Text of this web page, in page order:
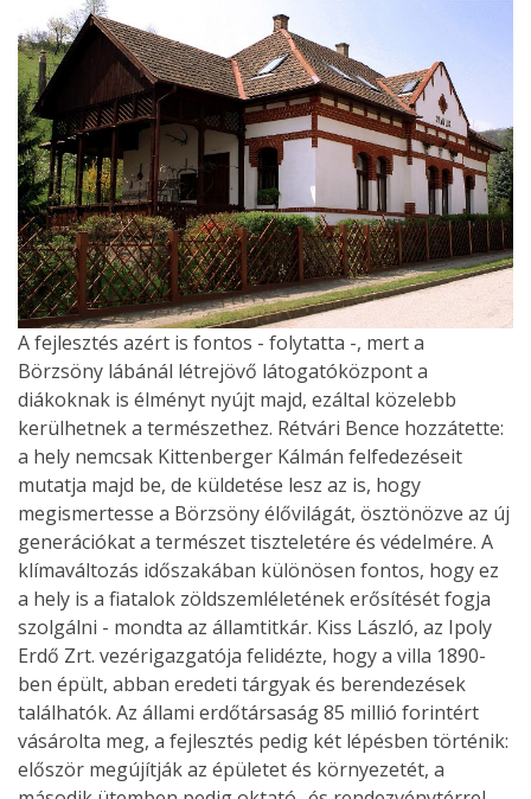
A fejlesztés azért is fontos - folytatta -, mert a
Börzsöny lábánál létrejövő látogatóközpont a
diákoknak is élményt nyújt majd, ezáltal közelebb
kerülhetnek a természethez. Rétvári Bence hozzátette:
a hely nemcsak Kittenberger Kálmán felfedezéseit
mutatja majd be, de küldetése lesz az is, hogy
megismertesse a Börzsöny élővilágát, ösztönözve az új
generációkat a természet tiszteletére és védelmére. A
klímaváltozás időszakában különösen fontos, hogy ez
a hely is a fiatalok zöldszemléletének erősítését fogja
szolgálni - mondta az államtitkár. Kiss László, az Ipoly
Erdő Zrt. vezérigazgatója felidézte, hogy a villa 1890-
ben épült, abban eredeti tárgyak és berendezések
találhatók. Az állami erdőtársaság 85 millió forintért
vásárolta meg, a fejlesztés pedig két lépésben történik:
először megújítják az épületet és környezetét, a